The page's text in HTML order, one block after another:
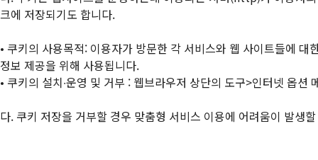
크에 저장되기도 합니다.
• 쿠키의 사용목적: 이용자가 방문한 각 서비스와 웹 사이트들에
정보 제공을 위해 사용됩니다.
• 쿠키의 설치∙운영 및 거부 : 웹브라우저 상단의 도구>인터넷 옵
다. 쿠키 저장을 거부할 경우 맞춤형 서비스 이용에 어려움이 발생